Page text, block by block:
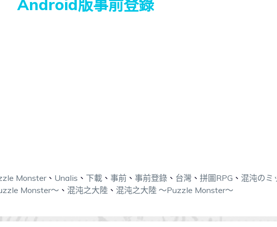
Android版事前登錄
Monster、 Unalis 、 下載、 事前、 事前登錄、 台灣、 拼圖RPG 、 混沌のミ
Monster～ 、 混沌之大陸 、 混沌之大陸 ～Puzzle Monster～